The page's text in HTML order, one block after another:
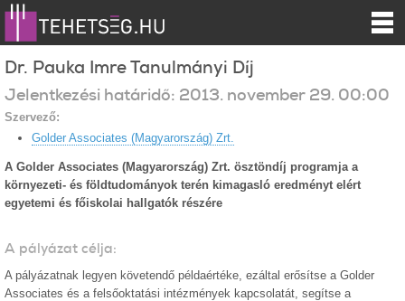
Dr. Pauka Imre Tanulmányi Díj
Jelentkezési határidő: 2013. november 29. 00:00
Szervező:
Golder Associates (Magyarország) Zrt.
A Golder Associates (Magyarország) Zrt. ösztöndíj programja a
környezeti- és földtudományok terén kimagasló eredményt elért
egyetemi és főiskolai hallgatók részére
A pályázat célja:
A pályázatnak legyen követendő példaértéke, ezáltal erősítse a Golder
Associates és a felsőoktatási intézmények kapcsolatát, segítse a